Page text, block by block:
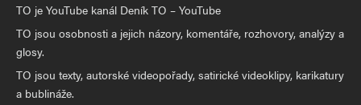
TO je YouTube kanál Deník TO – YouTube
TO jsou osobnosti a jejich názory, komentáře, rozhovory, analýzy a
glosy.
TO jsou texty, autorské videopořady, satirické videoklipy, karikatury
a bublináže.